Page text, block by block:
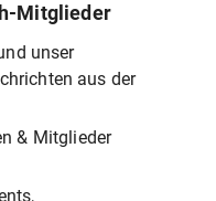
Mitglieder
unser
aus der
& Mitglieder